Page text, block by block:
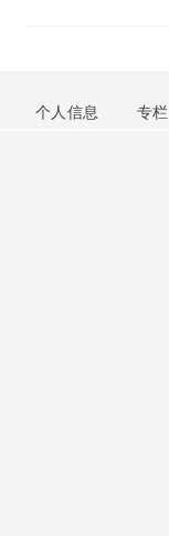
个人信息 专栏